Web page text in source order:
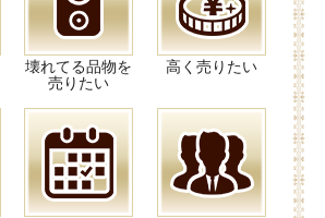
壊れてる品物を
売りたい
高く売りたい